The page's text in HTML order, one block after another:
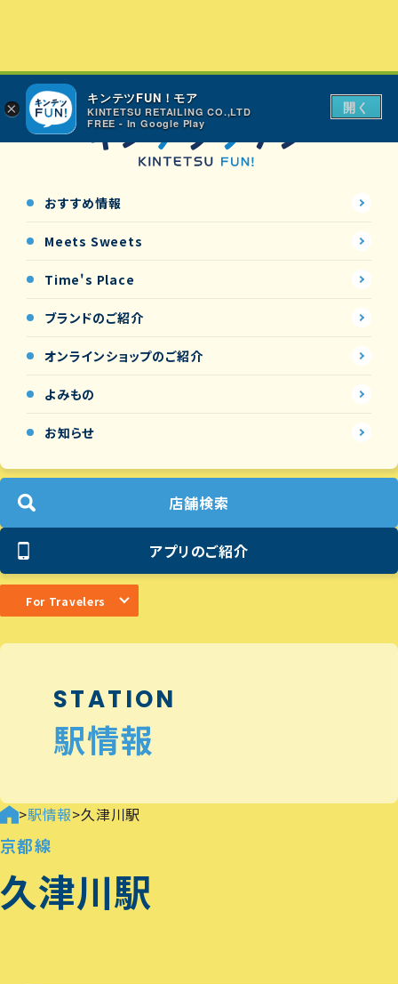
おすすめ情報
Meets Sweets
Time's Place
ブランドのご紹介
オンラインショップのご紹介
よみもの
お知らせ
店舗検索
アプリのご紹介
For Travelers
STATION
駅情報
>駅情報>久津川駅
京都線
久津川駅
×
キンテツFUN！モア
KINTETSU RETAILING CO.,LTD
FREE - In Google Play
開く